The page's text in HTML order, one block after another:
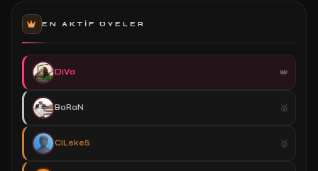
EN AKTIF ÜYELER
DiVa
BaRaN
CiLekeS